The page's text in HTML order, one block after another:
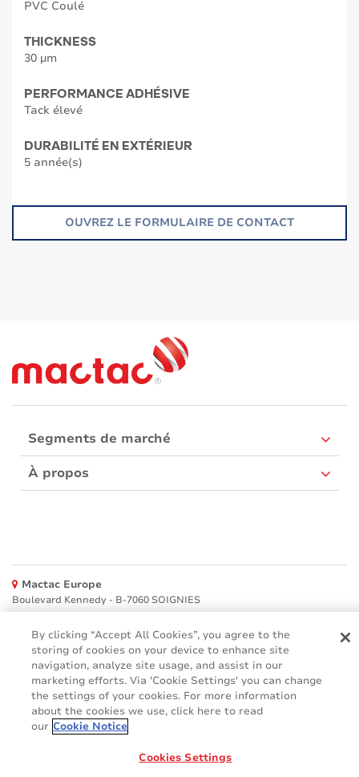
PVC Coulé
THICKNESS
30 µm
PERFORMANCE ADHÉSIVE
Tack élevé
DURABILITÉ EN EXTÉRIEUR
5 année(s)
OUVREZ LE FORMULAIRE DE CONTACT
Segments de marché
À propos
Mactac Europe
Boulevard Kennedy - B-7060 SOIGNIES
Websites
Mactac creative awards
www.mactaccreativeawards.com
Cookie Policy FAQ
GDPR
By clicking “Accept All Cookies”, you agree to the
storing of cookies on your device to enhance site
navigation, analyze site usage, and assist in our
marketing efforts. Via 'Cookie Settings' you can change
the settings of your cookies. For more information
about the cookies we use, click here to read
our Cookie Notice
Cookies Settings